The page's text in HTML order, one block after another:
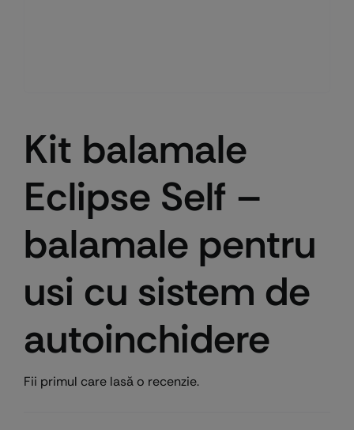
Kit balamale
Eclipse Self –
balamale pentru
usi cu sistem de
autoinchidere
Fii primul care lasă o recenzie.